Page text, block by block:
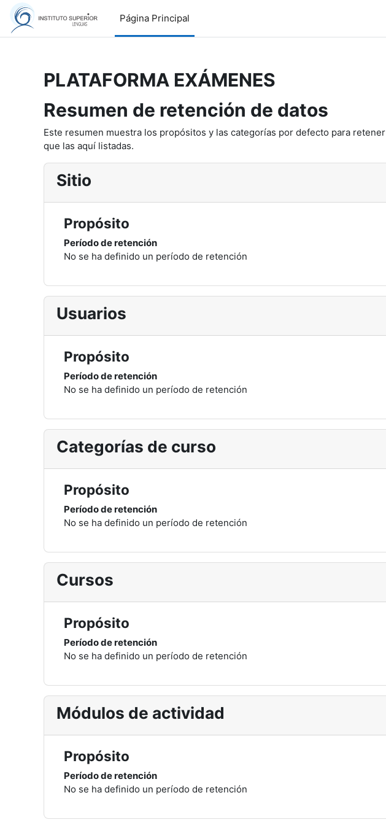
Salta al contenido principal
Página Principal
PLATAFORMA EXÁMENES
Resumen de retención de datos
Este resumen muestra los propósitos y las categorías por defecto para
que las aquí listadas.
Sitio
Propósito
Período de retención
No se ha definido un período de retención
Usuarios
Propósito
Período de retención
No se ha definido un período de retención
Categorías de curso
Propósito
Período de retención
No se ha definido un período de retención
Cursos
Propósito
Período de retención
No se ha definido un período de retención
Módulos de actividad
Propósito
Período de retención
No se ha definido un período de retención